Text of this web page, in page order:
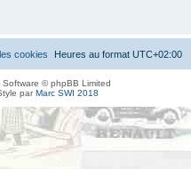
Heures au format UTC+02:00
cookies
Software © phpBB Limited
parMarc SWI 2018